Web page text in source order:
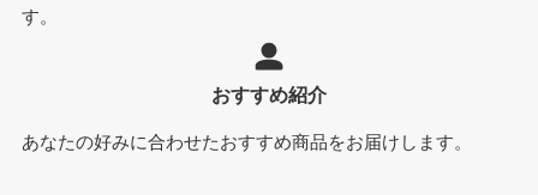
す。
おすすめ紹介
あなたの好みに合わせたおすすめ商品をお届けします。